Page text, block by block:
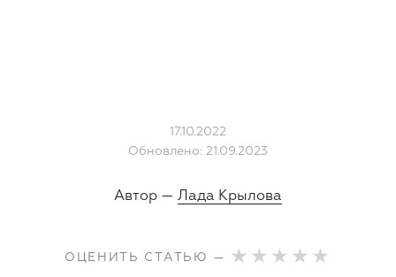
17.10.2022
Обновлено: 21.09.2023
Автор — Лада Крылова
ОЦЕНИТЬ СТАТЬЮ —